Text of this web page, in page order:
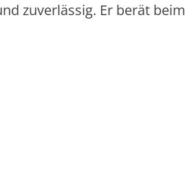
zuverlässig. Er berät beim